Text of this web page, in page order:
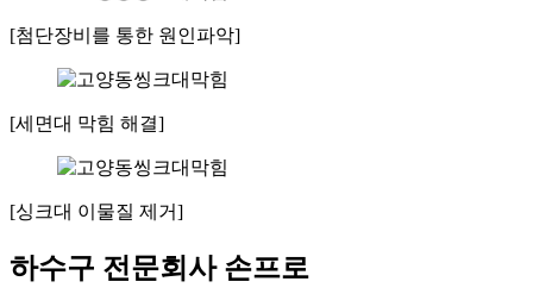
[첨단장비를 통한 원인파악]
[세면대 막힘 해결]
[싱크대 이물질 제거]
하수구 전문회사 손프로